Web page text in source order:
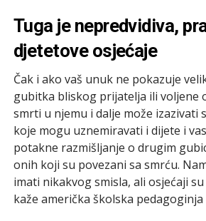
Tuga je nepredvidiva,
djetetove osjećaje
Čak i ako vaš unuk ne pokazuje
gubitka bliskog prijatelja ili voljene
smrti u njemu i dalje može izazivati
koje mogu uznemiravati i dijete i
potakne razmišljanje o drugim
onih koji su povezani sa smrću.
imati nikakvog smisla, ali osjećaji
kaže američka školska pedagoginja